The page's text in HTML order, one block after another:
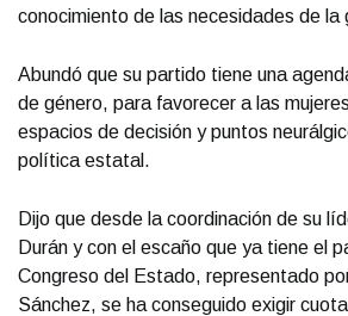
conocimiento de las necesidades de la
Abundó que su partido tiene una
de género, para favorecer a las
espacios de decisión y puntos
política estatal.
Dijo que desde la coordinación de su
Durán y con el escaño que ya tiene el
Congreso del Estado, representado
Sánchez, se ha conseguido exigir